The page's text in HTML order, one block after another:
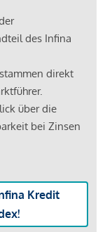
des Infina
direkt
über die
bei Zinsen
Kredit